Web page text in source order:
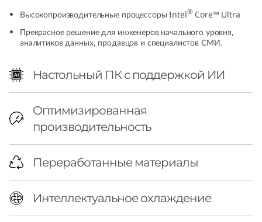
T
o
w
e
Высокопроизводительные процессоры Intel® Core™ Ultra
Прекрасное решение для инженеров начального уровня,
аналитиков данных, продавцов и специалистов СМИ.
Настольный ПК с поддержкой ИИ
Оптимизированная
производительность
Переработанные материалы
Интеллектуальное охлаждение